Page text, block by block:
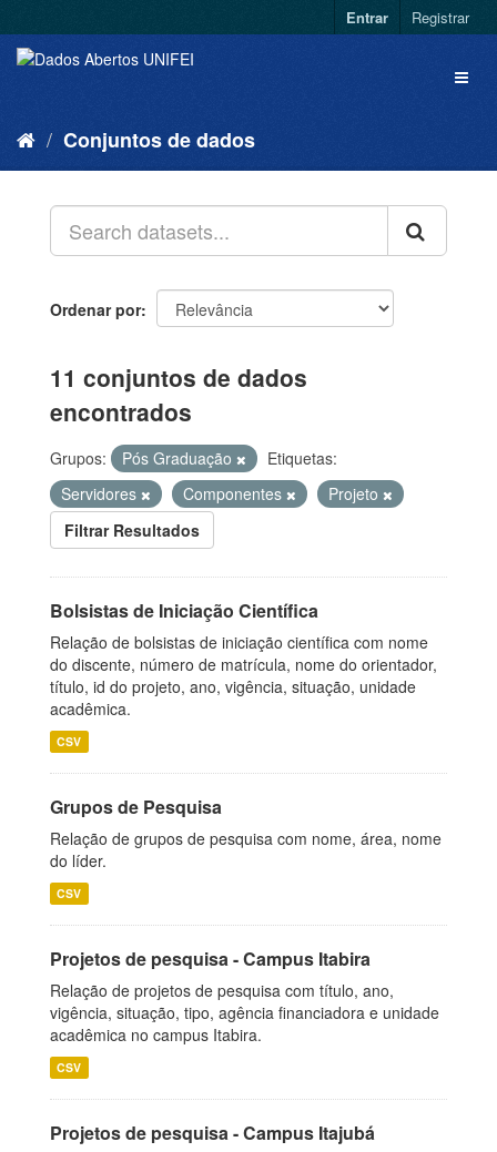
Entrar Registrar
Conjuntos de dados
Ordenar por
11 conjuntos de dados
encontrados
Grupos: Pós Graduação
Etiquetas:
Servidores
Componentes
Projeto
Filtrar Resultados
Bolsistas de Iniciação Científica
Relação de bolsistas de iniciação científica com nome
do discente, número de matrícula, nome do orientador,
título, id do projeto, ano, vigência, situação, unidade
acadêmica.
CSV
Grupos de Pesquisa
Relação de grupos de pesquisa com nome, área, nome
do líder.
CSV
Projetos de pesquisa - Campus Itabira
Relação de projetos de pesquisa com título, ano,
vigência, situação, tipo, agência financiadora e unidade
acadêmica no campus Itabira.
CSV
Projetos de pesquisa - Campus Itajubá